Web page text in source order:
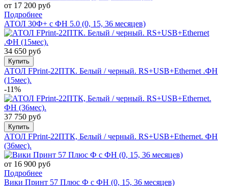
от 17 200 руб
Подробнее
АТОЛ 30Ф+ с ФН 5.0 (0, 15, 36 месяцев)
34 650 руб
Купить
АТОЛ FPrint-22ПТК. Белый / черный. RS+USB+Ethernet .ФН
(15мес).
-11%
37 750 руб
Купить
АТОЛ FPrint-22ПТК, Белый / черный. RS+USB+Ethernet. ФН
(36мес).
от 16 900 руб
Подробнее
Вики Принт 57 Плюс Ф с ФН (0, 15, 36 месяцев)